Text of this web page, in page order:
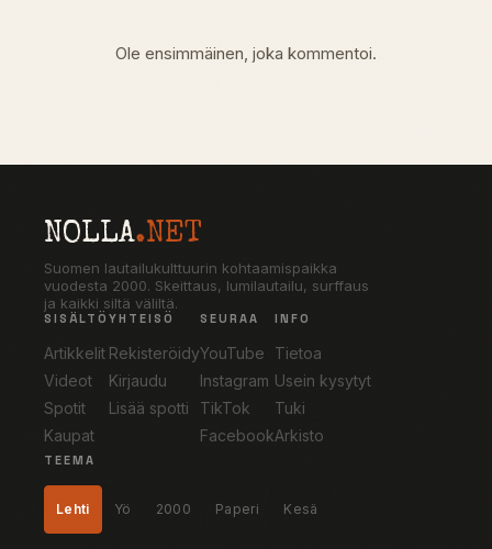
Ole ensimmäinen, joka kommentoi.
NOLLA.NET
Suomen lautailukulttuurin kohtaamispaikka
vuodesta 2000. Skeittaus, lumilautailu, surffaus
ja kaikki siltä väliltä.
SISÄLTÖ
Artikkelit
Videot
Spotit
Kaupat
YHTEISÖ
Rekisteröidy
Kirjaudu
Lisää spotti
SEURAA
YouTube
Instagram
TikTok
Facebook
INFO
Tietoa
Usein kysytyt
Tuki
Arkisto
TEEMA
Lehti Yö 2000 Paperi Kesä